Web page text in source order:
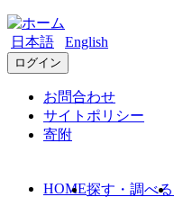
日本語 English
ログイン
お問合わせ
サイトポリシー
寄附
HOME探す・調べる